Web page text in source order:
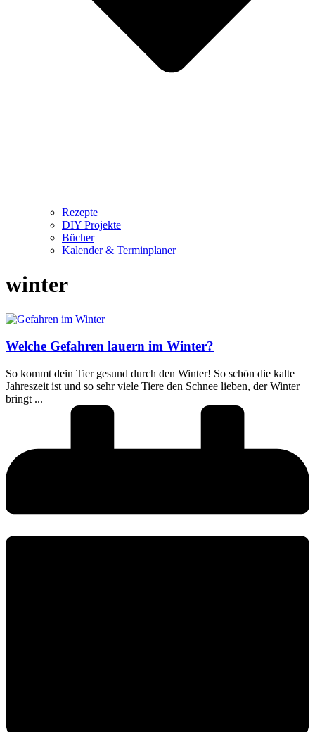
Rezepte
DIY Projekte
Bücher
Kalender & Terminplaner
winter
Welche Gefahren lauern im Winter?
So kommt dein Tier gesund durch den Winter! So schön die kalte
Jahreszeit ist und so sehr viele Tiere den Schnee lieben, der Winter
bringt ...